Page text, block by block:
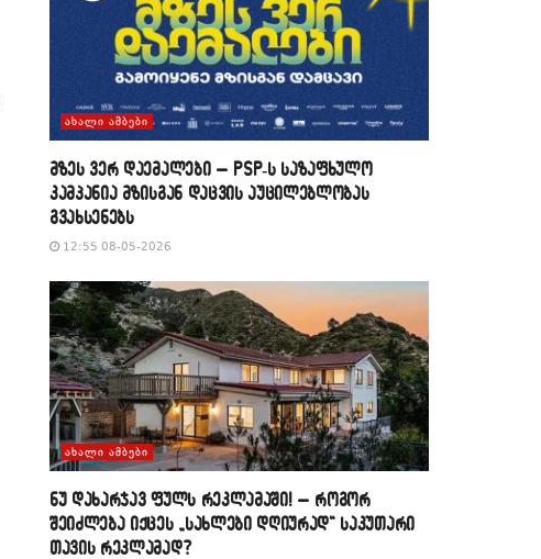
ᲐᲮᲐᲚᲘ ᲐᲛᲑᲔᲑᲘ
მზეს ვერ დაემალები – PSP-ს საზაფხულო
კამპანია მზისგან დაცვის აუცილებლობას
გვახსენებს
12:55 08-05-2026
ᲐᲮᲐᲚᲘ ᲐᲛᲑᲔᲑᲘ
​ნუ დახარჯავ ფულს რეკლამაში! – როგორ
შეიძლება იქცეს „სახლები დღიურად“ საკუთარი
თავის რეკლამად?